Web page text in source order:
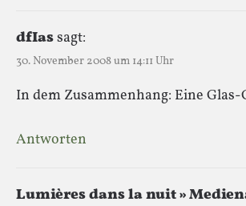
dfIassagt:
30. November 2008 um 14:11 Uhr
In dem Zusammenhang: Eine Glas-
Antworten
Lumières dans la nuit »